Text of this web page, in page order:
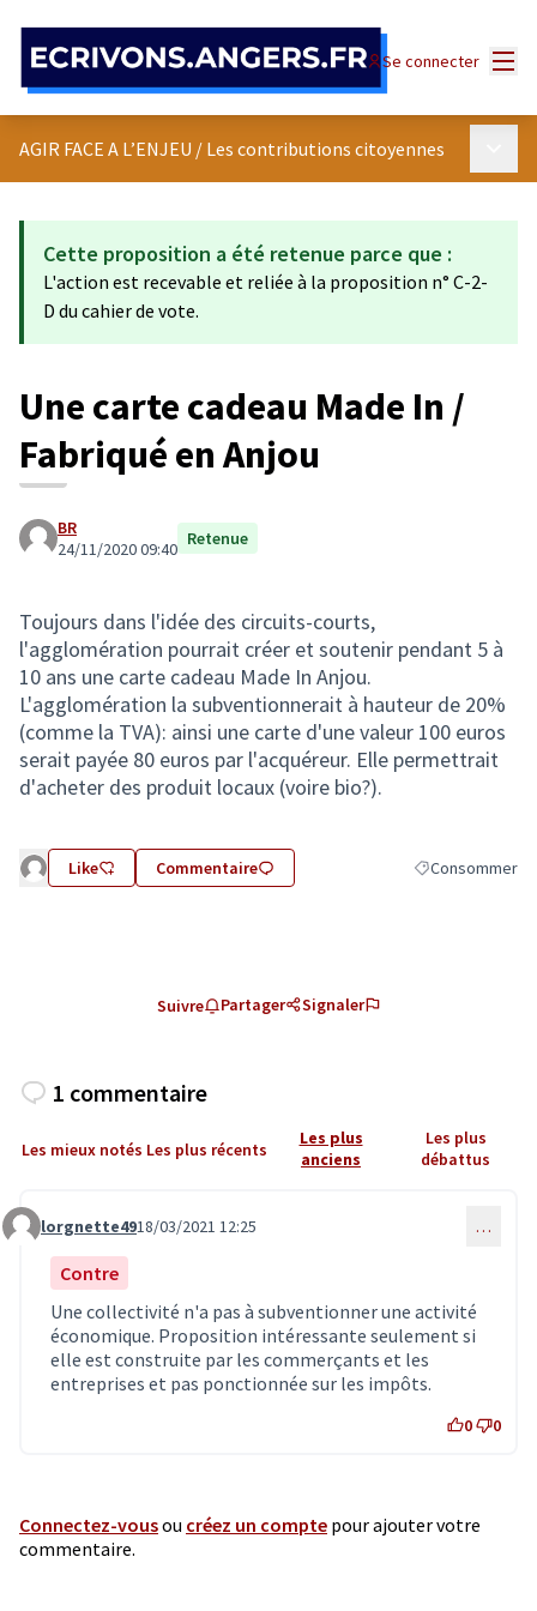
Se connecter
AGIR FACE A L’ENJEU / Les contributions citoyennes
Cette proposition a été retenue parce que :
L'action est recevable et reliée à la proposition n° C-2-
D du cahier de vote.
Une carte cadeau Made In /
Fabriqué en Anjou
BR
24/11/2020 09:40 Retenue
Toujours dans l'idée des circuits-courts,
l'agglomération pourrait créer et soutenir pendant 5 à
10 ans une carte cadeau Made In Anjou.
L'agglomération la subventionnerait à hauteur de 20%
(comme la TVA): ainsi une carte d'une valeur 100 euros
serait payée 80 euros par l'acquéreur. Elle permettrait
d'acheter des produit locaux (voire bio?).
Like Commentaire Filtrer les
Consommer
Suivre Partager Signaler
1 commentaire
Les mieux notés Les plus récents
Les plus
anciens
Les plus
débattus
Commentaire 2796
lorgnette4918/03/2021 12:25 …
Contre
Une collectivité n'a pas à subventionner une activité
économique. Proposition intéressante seulement si
elle est construite par les commerçants et les
entreprises et pas ponctionnée sur les impôts.
0 0
Connectez-vousou créez un compte pour ajouter votre
commentaire.